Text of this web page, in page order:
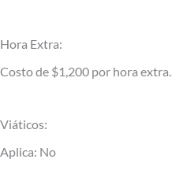
Hora Extra:
Costo de $1,200 por hora extra.
Viáticos:
Aplica: No